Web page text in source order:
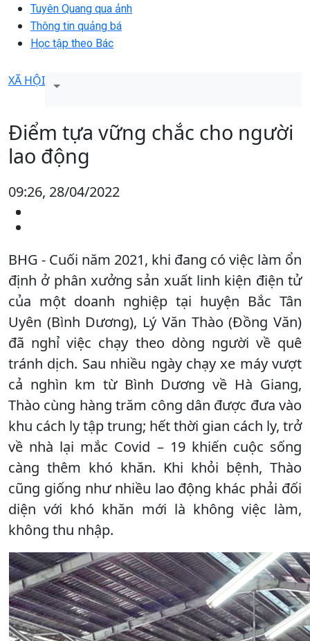
Tuyên Quang qua ảnh
Thông tin quảng bá
Học tập theo Bác
XÃ HỘI
Điểm tựa vững chắc cho người
lao động
09:26, 28/04/2022
BHG - Cuối năm 2021, khi đang có việc làm ổn
định ở phân xưởng sản xuất linh kiện điện tử
của một doanh nghiệp tại huyện Bắc Tân
Uyên (Bình Dương), Lý Văn Thào (Đồng Văn)
đã nghỉ việc chạy theo dòng người về quê
tránh dịch. Sau nhiều ngày chạy xe máy vượt
cả nghìn km từ Bình Dương về Hà Giang,
Thào cùng hàng trăm công dân được đưa vào
khu cách ly tập trung; hết thời gian cách ly, trở
về nhà lại mắc Covid – 19 khiến cuộc sống
càng thêm khó khăn. Khi khỏi bệnh, Thào
cũng giống như nhiều lao động khác phải đối
diện với khó khăn mới là không việc làm,
không thu nhập.